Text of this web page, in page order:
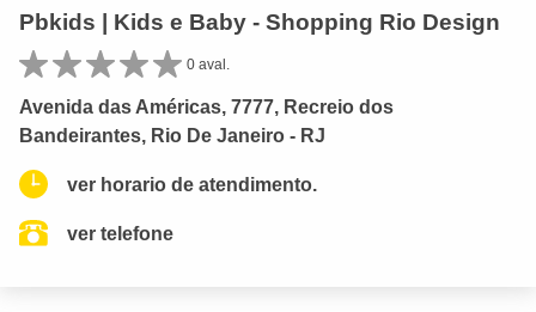
Pbkids | Kids e Baby - Shopping Rio Design
0 aval.
Avenida das Américas, 7777, Recreio dos
Bandeirantes, Rio De Janeiro - RJ
ver horario de atendimento.
ver telefone